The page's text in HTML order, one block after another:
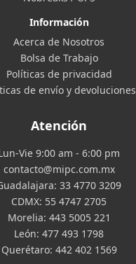
Información
Acerca de Nosotros
Bolsa de Trabajo
Políticas de privacidad
de envío y devoluciones
Atención
Vie 9:00 am - 6:00 pm
contacto@mipc.com.mx
33 4770 3209
CDMX: 55 4747 2705
Morelia: 443 5005 221
León: 477 493 1798
Querétaro: 442 402 1569